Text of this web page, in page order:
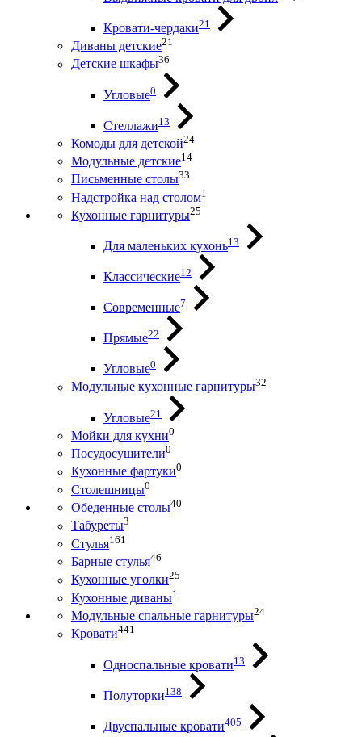
Кровати-чердаки21
Диваны детские21
Детские шкафы36
Угловые0
Стеллажи13
Комоды для детской24
Модульные детские14
Письменные столы33
Надстройка над столом1
Кухонные гарнитуры25
Для маленьких кухонь13
Классические12
Современные7
Прямые22
Угловые0
Модульные кухонные гарнитуры32
Угловые21
Мойки для кухни0
Посудосушители0
Кухонные фартуки0
Столешницы0
Обеденные столы40
Табуреты3
Стулья161
Барные стулья46
Кухонные уголки25
Кухонные диваны1
Модульные спальные гарнитуры24
Кровати441
Односпальные кровати13
Полуторки138
Двуспальные кровати405